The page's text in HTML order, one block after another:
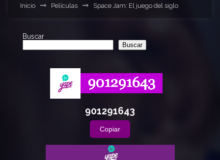
Inicio Películas Space Jam: El juego del siglo
Buscar
Buscar
901291643
Copiar